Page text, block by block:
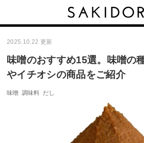
2025.10.22 更新
味噌のおすすめ15選。味噌の
やイチオシの商品をご紹介
味噌 調味料 だし